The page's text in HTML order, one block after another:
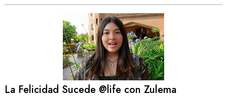
La Felicidad Sucede @life con Zulema